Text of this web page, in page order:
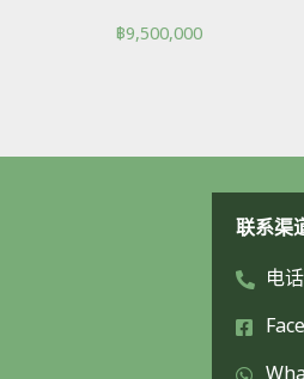
฿9,500,000
联系渠
电